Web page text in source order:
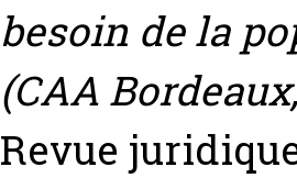
besoin de la
(CAA
Revue